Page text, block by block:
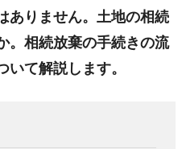
ありません。土地の相続
。相続放棄の手続きの流
て解説します。